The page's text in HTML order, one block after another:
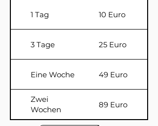
1 Tag 10 Euro
3 Tage 25 Euro
Eine Woche 49 Euro
Zwei
Wochen
89 Euro